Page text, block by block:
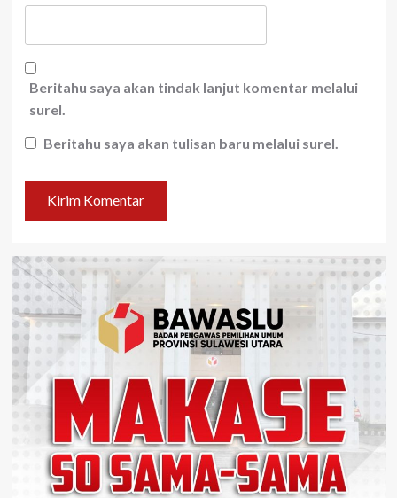
Beritahu saya akan tindak lanjut komentar melalui
surel.
Beritahu saya akan tulisan baru melalui surel.